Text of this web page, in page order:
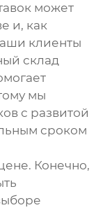
может
и, как
клиенты
склад
мы
с развитой
сроком
Конечно,